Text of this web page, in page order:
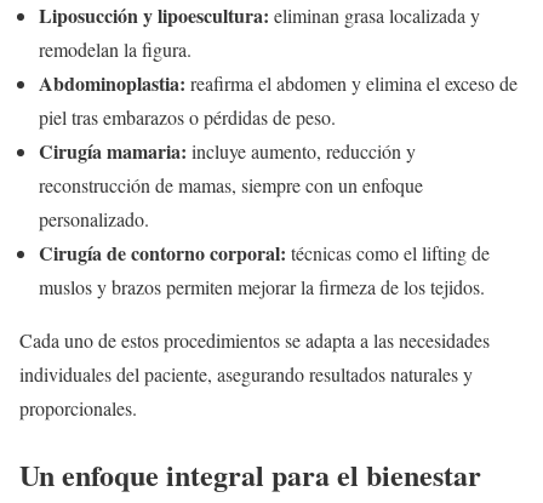
Liposucción y lipoescultura: eliminan grasa localizada y
remodelan la figura.
Abdominoplastia: reafirma el abdomen y elimina el exceso de
piel tras embarazos o pérdidas de peso.
Cirugía mamaria: incluye aumento, reducción y
reconstrucción de mamas, siempre con un enfoque
personalizado.
Cirugía de contorno corporal: técnicas como el lifting de
muslos y brazos permiten mejorar la firmeza de los tejidos.
Cada uno de estos procedimientos se adapta a las necesidades
individuales del paciente, asegurando resultados naturales y
proporcionales.
Un enfoque integral para el bienestar